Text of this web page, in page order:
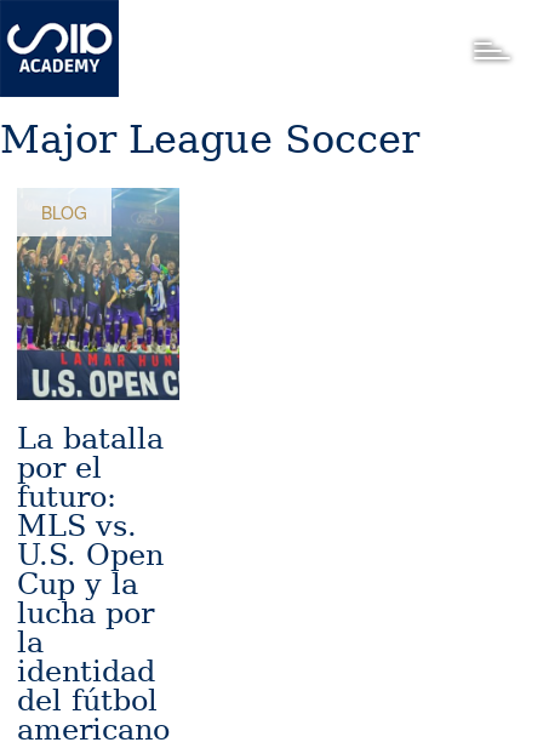
al
contenido
Major League Soccer
BLOG
La batalla
por el
futuro:
MLS vs.
U.S. Open
Cup y la
lucha por
la
identidad
del fútbol
americano